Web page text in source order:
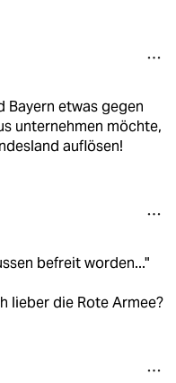
Bayern etwas gegen
unternehmen möchte,
auflösen!
befreit worden..."
lieber die Rote Armee?